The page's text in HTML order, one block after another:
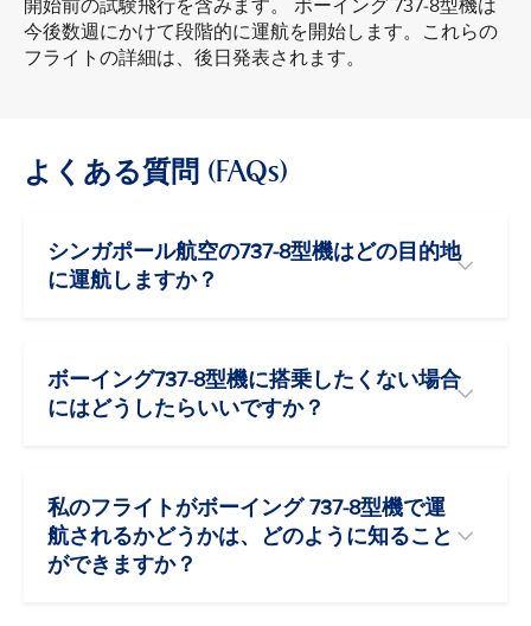
開始前の試験飛行を含みます。 ボーイング 737-8型機は
今後数週にかけて段階的に運航を開始します。これらの
フライトの詳細は、後日発表されます。
よくある質問 (FAQs)
シンガポール航空の737-8型機はどの目的地
に運航しますか？
ボーイング737-8型機に搭乗したくない場合
にはどうしたらいいですか？
私のフライトがボーイング 737-8型機で運
航されるかどうかは、どのように知ること
ができますか？